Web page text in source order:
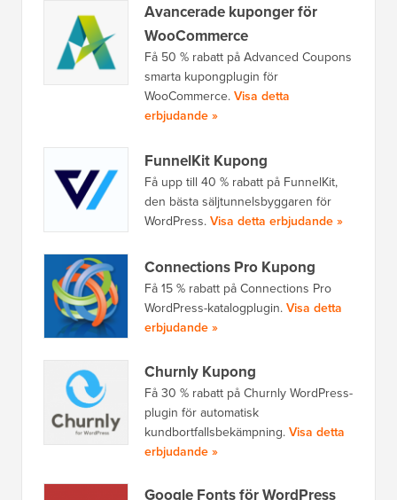
Avancerade kuponger för
WooCommerce
Få 50 % rabatt på Advanced Coupons
smarta kupongplugin för
WooCommerce.Visa detta
erbjudande »
FunnelKit Kupong
Få upp till 40 % rabatt på FunnelKit,
den bästa säljtunnelsbyggaren för
WordPress.Visa detta erbjudande »
Connections Pro Kupong
Få 15 % rabatt på Connections Pro
WordPress-katalogplugin.Visa detta
erbjudande »
Churnly Kupong
Få 30 % rabatt på Churnly WordPress-
plugin för automatisk
kundbortfallsbekämpning.Visa detta
erbjudande »
Google Fonts för WordPress